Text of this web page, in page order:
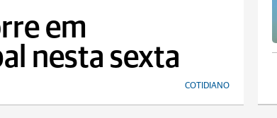
em
nesta sexta
COTIDIANO